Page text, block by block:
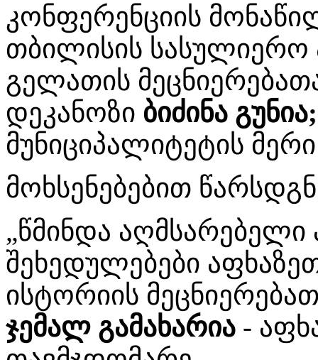
კონფერენციის
თბილისის სასულიერო
გელათის
დეკანოზი ბიძინა გუნია;
მუნიციპალიტეტის
მოხსენებებით
„წმინდა
შეხედულებები
ისტორიის
ჯემალ გამახარია -